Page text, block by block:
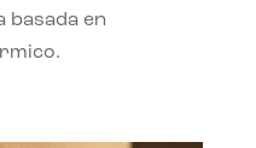
basada en